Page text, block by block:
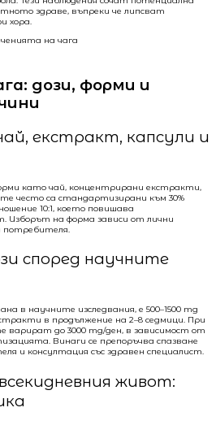
здраве, въпреки че липсват
хора.
дози, форми и
екстракт, капсули и
като чай, концентрирани екстракти,
често са стандартизирани към 30%
10:1, което повишава
на форма зависи от лични
според научните
в научните изследвания, е 500–1500 mg
в продължение на 2–8 седмици. При
варират до 3000 mg/ден, в зависимост от
Винаги се препоръчва спазване
и консултация със здравен специалист.
живот: